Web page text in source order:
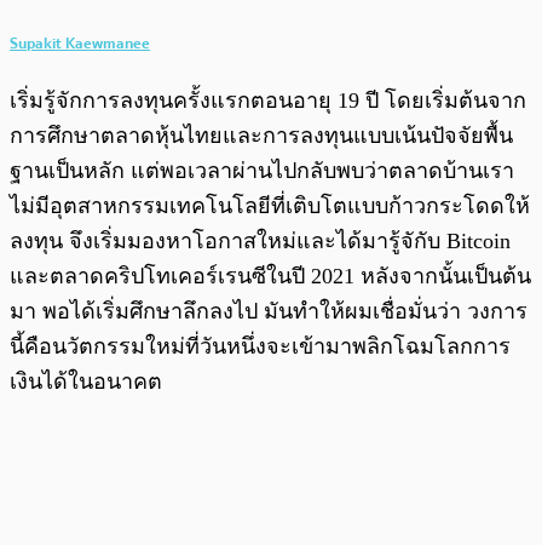
Supakit Kaewmanee
เริ่มรู้จักการลงทุนครั้งแรกตอนอายุ 19 ปี โดยเริ่มต้นจาก
การศึกษาตลาดหุ้นไทยและการลงทุนแบบเน้นปัจจัยพื้น
ฐานเป็นหลัก แต่พอเวลาผ่านไปกลับพบว่าตลาดบ้านเรา
ไม่มีอุตสาหกรรมเทคโนโลยีที่เติบโตแบบก้าวกระโดดให้
ลงทุน จึงเริ่มมองหาโอกาสใหม่และได้มารู้จักับ Bitcoin
และตลาดคริปโทเคอร์เรนซีในปี 2021 หลังจากนั้นเป็นต้น
มา พอได้เริ่มศึกษาลึกลงไป มันทำให้ผมเชื่อมั่นว่า วงการ
นี้คือนวัตกรรมใหม่ที่วันหนึ่งจะเข้ามาพลิกโฉมโลกการ
เงินได้ในอนาคต